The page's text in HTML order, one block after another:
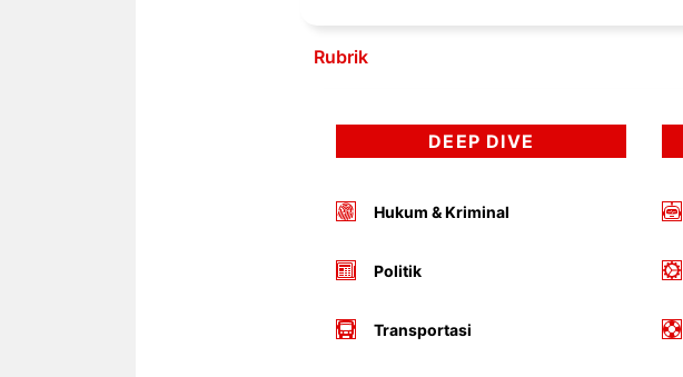
Rubrik
DEEP DIVE
Hukum & Kriminal
Politik
Transportasi